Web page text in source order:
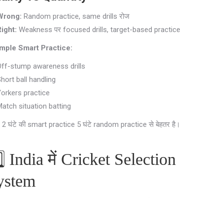
Random practice, same drills रोज
Weakness पर focused drills, target-based practice
Smart Practice:
stump awareness drills
ball handling
practice
situation batting
2 घंटे की smart practice 5 घंटे random practice से बेहतर है।
India में Cricket Selection